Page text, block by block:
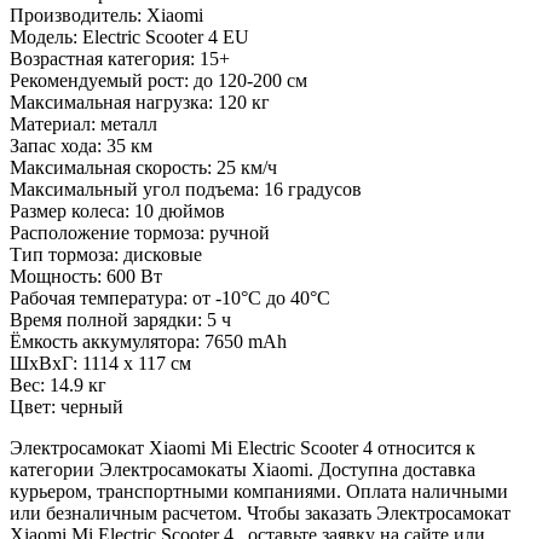
Производитель: Xiaomi
Модель: Electric Scooter 4 EU
Возрастная категория: 15+
Рекомендуемый рост: до 120-200 см
Максимальная нагрузка: 120 кг
Материал: металл
Запас хода: 35 км
Максимальная скорость: 25 км/ч
Максимальный угол подъема: 16 градусов
Размер колеса: 10 дюймов
Расположение тормоза: ручной
Тип тормоза: дисковые
Мощность: 600 Вт
Рабочая температура: от -10°C до 40°C
Время полной зарядки: 5 ч
Ёмкость аккумулятора: 7650 mAh
ШхВхГ: 1114 х 117 см
Вес: 14.9 кг
Цвет: черный
Электросамокат Xiaomi Mi Electric Scooter 4 относится к
категории Электросамокаты Xiaomi. Доступна доставка
курьером, транспортными компаниями. Оплата наличными
или безналичным расчетом. Чтобы заказать Электросамокат
Xiaomi Mi Electric Scooter 4 , оставьте заявку на сайте или